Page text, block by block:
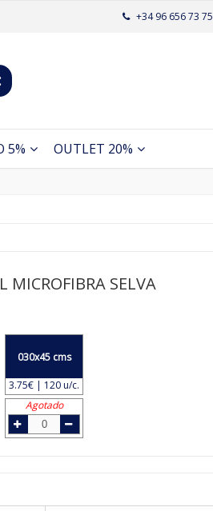
+34 96 656 73 75
5% OUTLET 20%
MICROFIBRA SELVA
030x45 cms
3.75€ | 120 u/c.
Agotado